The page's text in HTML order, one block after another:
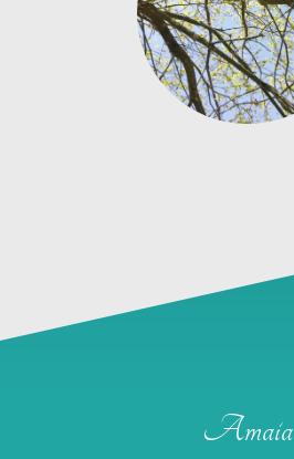
Amaia